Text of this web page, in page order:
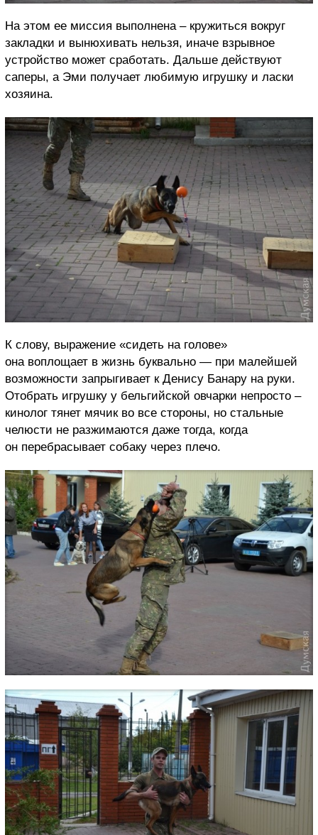
На этом ее миссия выполнена – кружиться вокруг
закладки и вынюхивать нельзя, иначе взрывное
устройство может сработать. Дальше действуют
саперы, а Эми получает любимую игрушку и ласки
хозяина.
К слову, выражение «сидеть на голове»
она воплощает в жизнь буквально — при малейшей
возможности запрыгивает к Денису Банару на руки.
Отобрать игрушку у бельгийской овчарки непросто –
кинолог тянет мячик во все стороны, но стальные
челюсти не разжимаются даже тогда, когда
он перебрасывает собаку через плечо.